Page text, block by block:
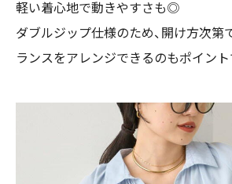
軽い着心地で動きやすさも◎
ダブルジップ仕様のため、開け方次第
ランスをアレンジできるのもポイント